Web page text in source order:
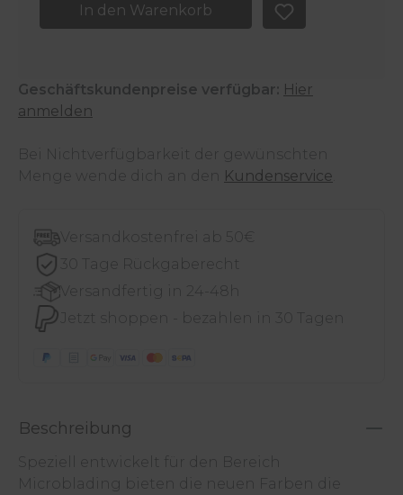
In den Warenkorb
Geschäftskundenpreise verfügbar: Hier
anmelden
Bei Nichtverfügbarkeit der gewünschten
Menge wende dich an den
Kundenservice
Versandkostenfrei ab 50€
30 Tage Rückgaberecht
Versandfertig in 24-48h
Jetzt shoppen - bezahlen in 30 Tagen
Beschreibung
Speziell entwickelt für den Bereich
Microblading bieten die neuen Farben die